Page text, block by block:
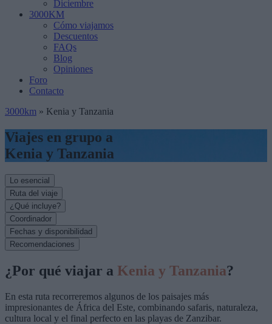
Diciembre
3000KM
Cómo viajamos
Descuentos
FAQs
Blog
Opiniones
Foro
Contacto
3000km » Kenia y Tanzania
Viajes en grupo a
Kenia y Tanzania
Lo esencial
Ruta del viaje
¿Qué incluye?
Coordinador
Fechas y disponibilidad
Recomendaciones
¿Por qué viajar a Kenia y Tanzania?
En esta ruta recorreremos algunos de los paisajes más
impresionantes de África del Este, combinando safaris, naturaleza,
cultura local y el final perfecto en las playas de Zanzibar.